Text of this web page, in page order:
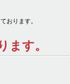
おります。
ます。